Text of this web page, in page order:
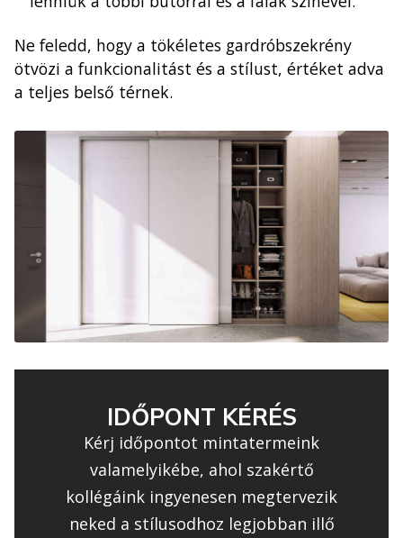
Ne feledd, hogy a tökéletes gardróbszekrény
ötvözi a funkcionalitást és a stílust, értéket adva
a teljes belső térnek.
IDŐPONT KÉRÉS
Kérj időpontot mintatermeink
valamelyikébe, ahol szakértő
kollégáink ingyenesen megtervezik
neked a stílusodhoz legjobban illő